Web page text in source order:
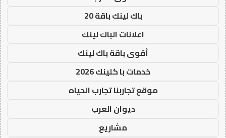
باك لينك باقة 20
اعلانات الباك لينك
أقوى باقة باك لينك
خدمات با كلينك 2026
موقع تجاربنا تجارب الحياه
ديوان العرب
مشاريع